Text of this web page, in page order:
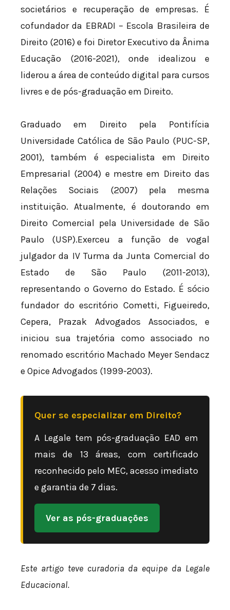
societários e recuperação de empresas. É
cofundador da EBRADI – Escola Brasileira de
Direito (2016) e foi Diretor Executivo da Ânima
Educação (2016-2021), onde idealizou e
liderou a área de conteúdo digital para cursos
livres e de pós-graduação em Direito.
Graduado em Direito pela Pontifícia
Universidade Católica de São Paulo (PUC-SP,
2001), também é especialista em Direito
Empresarial (2004) e mestre em Direito das
Relações Sociais (2007) pela mesma
instituição. Atualmente, é doutorando em
Direito Comercial pela Universidade de São
Paulo (USP).Exerceu a função de vogal
julgador da IV Turma da Junta Comercial do
Estado de São Paulo (2011-2013),
representando o Governo do Estado. É sócio
fundador do escritório Cometti, Figueiredo,
Cepera, Prazak Advogados Associados, e
iniciou sua trajetória como associado no
renomado escritório Machado Meyer Sendacz
e Opice Advogados (1999-2003).
Quer se especializar em Direito?
A Legale tem pós-graduação EAD em
mais de 13 áreas, com certificado
reconhecido pelo MEC, acesso imediato
e garantia de 7 dias.
Ver as pós-graduações
Este artigo teve curadoria da equipe da Legale
Educacional.